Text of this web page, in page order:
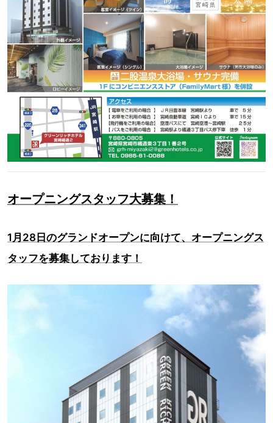
オープニングスタッフ大募集！
1月28日のグランドオープンに向けて、オープニングス
タッフを募集しております！